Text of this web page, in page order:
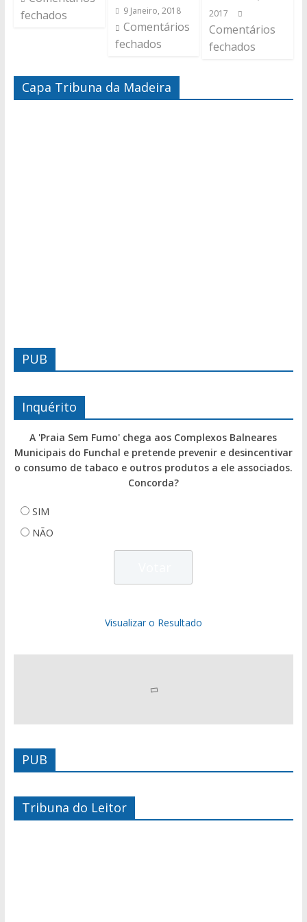
fechados
9 Janeiro, 2018
Comentários
fechados
2017
Comentários
fechados
Capa Tribuna da Madeira
PUB
Inquérito
A 'Praia Sem Fumo' chega aos Complexos Balneares
Municipais do Funchal e pretende prevenir e desincentivar
o consumo de tabaco e outros produtos a ele associados.
Concorda?
SIM
NÃO
Visualizar o Resultado
PUB
Tribuna do Leitor